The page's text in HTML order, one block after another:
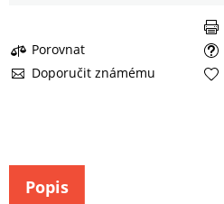
Porovnat
Doporučit známému
Popis